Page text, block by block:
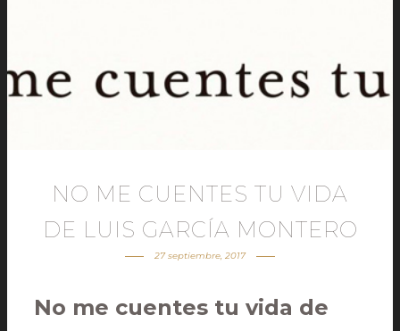
NO ME CUENTES TU VIDA
DE LUIS GARCÍA MONTERO
27 septiembre, 2017
No me cuentes tu vida de